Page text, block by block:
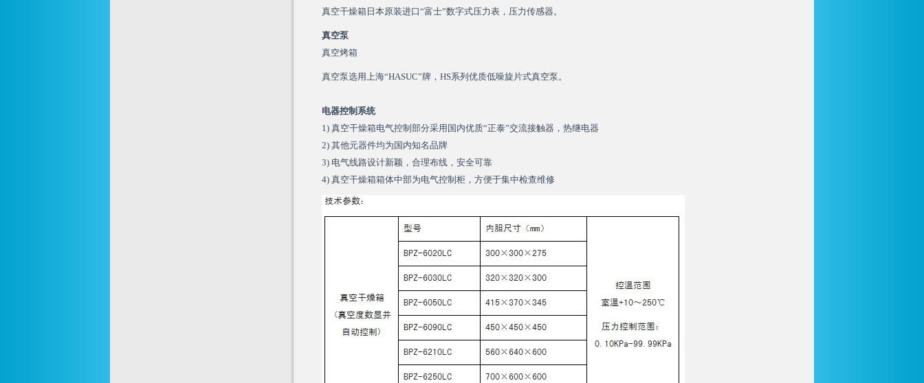
真空干燥箱日本原装进口“富士”数字式压力表，压力传感器。
真空泵
真空烤箱
真空泵选用上海“HASUC”牌，HS系列优质低噪旋片式真空泵。
电器控制系统
1) 真空干燥箱电气控制部分采用国内优质“正泰”交流接触器，热继电器
2) 其他元器件均为国内知名品牌
3) 电气线路设计新颖，合理布线，安全可靠
4) 真空干燥箱箱体中部为电气控制柜，方便于集中检查维修